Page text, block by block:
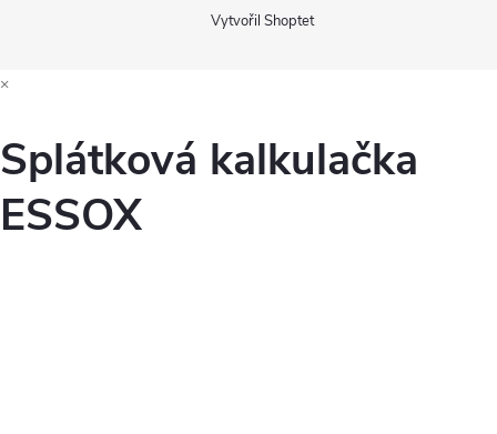
Vytvořil Shoptet
×
Splátková kalkulačka
ESSOX